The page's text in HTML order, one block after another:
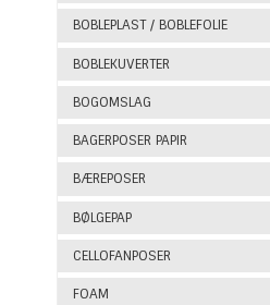
BOBLEPLAST / BOBLEFOLIE
BOBLEKUVERTER
BOGOMSLAG
BAGERPOSER PAPIR
BÆREPOSER
BØLGEPAP
CELLOFANPOSER
FOAM